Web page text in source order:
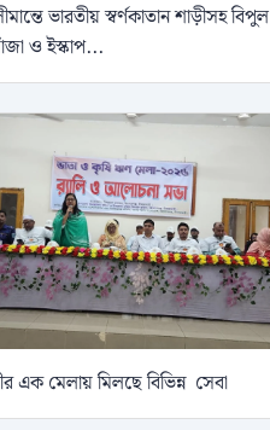
ভারতীয় স্বর্ণকাতান শাড়ীসহ বিপুল
ও ইস্কাপ...
এক মেলায় মিলছে বিভিন্ন সেবা